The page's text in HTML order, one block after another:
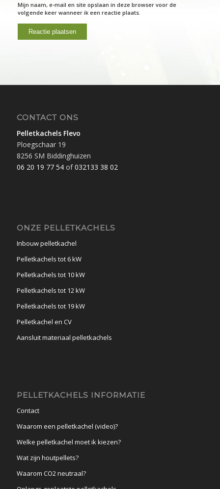
Mijn naam, e-mail en site opslaan in deze browser voor de
volgende keer wanneer ik een reactie plaats.
CONTACT ONS
Pelletkachels Flevo
Ploegschaar 19
8256 SM Biddinghuizen
06 20 19 77 54of032133 38 02
ONZE PELLETKACHELS
Inbouw pelletkachel
Pelletkachels tot 6 kW
Pelletkachels tot 10 kW
Pelletkachels tot 12 kW
Pelletkachels tot 19 kW
Pelletkachel en CV
Aansluit materiaal pelletkachels
PELLETKACHELS INFORMATIE
Contact
Waarom een pelletkachel (video)?
Welke pelletkachel moet ik kiezen?
Wat zijn houtpellets?
Waarom CO2 neutraal?